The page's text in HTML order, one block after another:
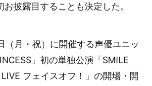
披露目することも決定した。
（月・祝）に開催する声優ユニッ
」初の単独公演「SMILE
LIVE フェイスオフ！」の開場・開